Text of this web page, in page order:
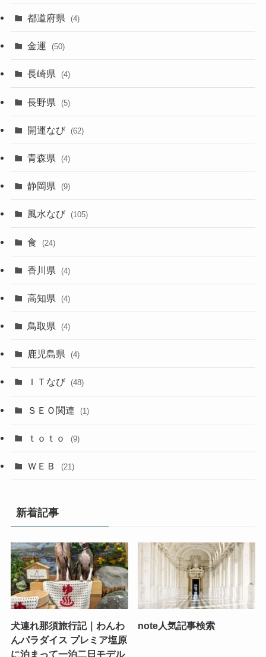
都道府県 (4)
金運 (50)
長崎県 (4)
長野県 (5)
開運なび (62)
青森県 (4)
静岡県 (9)
風水なび (105)
食 (24)
香川県 (4)
高知県 (4)
鳥取県 (4)
鹿児島県 (4)
ＩＴなび (48)
ＳＥＯ関連 (1)
ｔｏｔｏ (9)
ＷＥＢ (21)
新着記事
犬連れ那須旅行記｜わんわ
んパラダイス プレミア塩原
に泊まって一泊二日モデル
note人気記事検索